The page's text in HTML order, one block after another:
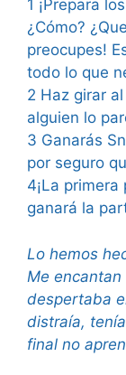
1 ¡Prepara
¿Cómo?
preocupes!
todo lo que
2 Haz girar
alguien lo
3 Ganarás
por seguro
4¡La
ganará la
Lo hemos
Me
despertaba
distraía,
final no